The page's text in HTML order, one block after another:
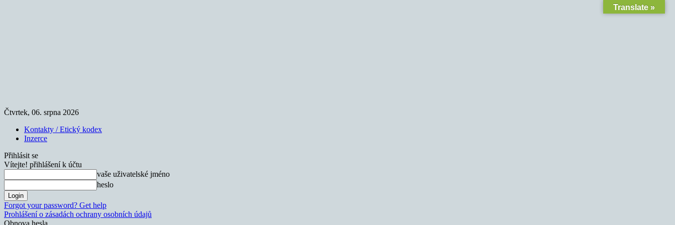
Čtvrtek, 06. srpna 2026
Kontakty / Etický kodex
Inzerce
Přihlásit se
Vítejte! přihlášení k účtu
vaše uživatelské jméno
heslo
Forgot your password? Get help
Prohlášení o zásadách ochrany osobních údajů
Obnova hesla
Translate »